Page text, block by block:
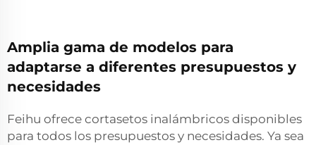
Amplia gama de modelos para
adaptarse a diferentes presupuestos y
necesidades
Feihu ofrece cortasetos inalámbricos disponibles
para todos los presupuestos y necesidades. Ya sea